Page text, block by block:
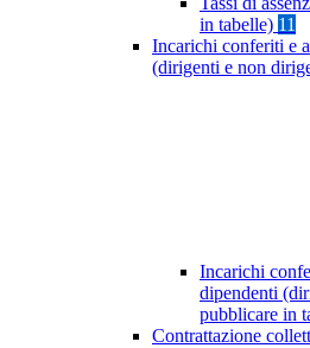
in tabelle) 11
Incarichi conferiti e
(dirigenti e non
Incarichi
dipendenti
pubblicare in
Contrattazione